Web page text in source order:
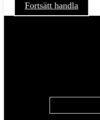
Fortsätt handla